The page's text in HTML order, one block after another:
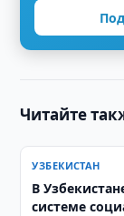
Читайте
УЗБЕКИСТАН
В
системе